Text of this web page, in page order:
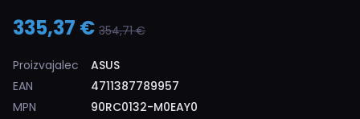
335,37 € 354,71 €
Proizvajalec
ASUS
EAN
4711387789957
MPN
90RC0132-M0EAY0